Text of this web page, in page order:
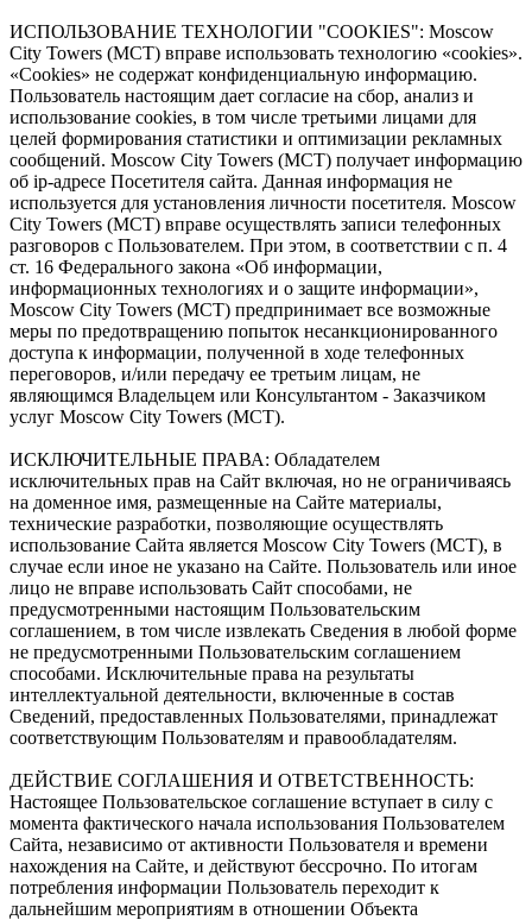
ИСПОЛЬЗОВАНИЕ ТЕХНОЛОГИИ "COOKIES": Moscow
City Towers (МСТ) вправе использовать технологию «cookies».
«Cookies» не содержат конфиденциальную информацию.
Пользователь настоящим дает согласие на сбор, анализ и
использование cookies, в том числе третьими лицами для
целей формирования статистики и оптимизации рекламных
сообщений. Moscow City Towers (МСТ) получает информацию
об ip-адресе Посетителя сайта. Данная информация не
используется для установления личности посетителя. Moscow
City Towers (МСТ) вправе осуществлять записи телефонных
разговоров с Пользователем. При этом, в соответствии с п. 4
ст. 16 Федерального закона «Об информации,
информационных технологиях и о защите информации»,
Moscow City Towers (МСТ) предпринимает все возможные
меры по предотвращению попыток несанкционированного
доступа к информации, полученной в ходе телефонных
переговоров, и/или передачу ее третьим лицам, не
являющимся Владельцем или Консультантом - Заказчиком
услуг Moscow City Towers (МСТ).
ИСКЛЮЧИТЕЛЬНЫЕ ПРАВА: Обладателем
исключительных прав на Сайт включая, но не ограничиваясь
на доменное имя, размещенные на Сайте материалы,
технические разработки, позволяющие осуществлять
использование Сайта является Moscow City Towers (МСТ), в
случае если иное не указано на Сайте. Пользователь или иное
лицо не вправе использовать Сайт способами, не
предусмотренными настоящим Пользовательским
соглашением, в том числе извлекать Сведения в любой форме
не предусмотренными Пользовательским соглашением
способами. Исключительные права на результаты
интеллектуальной деятельности, включенные в состав
Сведений, предоставленных Пользователями, принадлежат
соответствующим Пользователям и правообладателям.
ДЕЙСТВИЕ СОГЛАШЕНИЯ И ОТВЕТСТВЕННОСТЬ:
Настоящее Пользовательское соглашение вступает в силу с
момента фактического начала использования Пользователем
Сайта, независимо от активности Пользователя и времени
нахождения на Сайте, и действуют бессрочно. По итогам
потребления информации Пользователь переходит к
дальнейшим мероприятиям в отношении Объекта